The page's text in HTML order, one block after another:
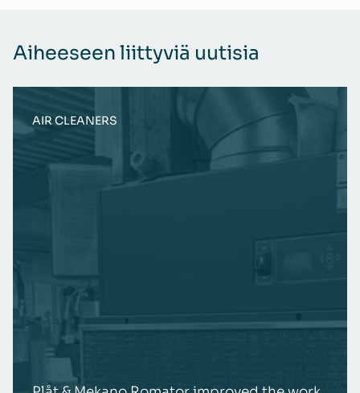
Aiheeseen liittyviä uutisia
AIR CLEANERS